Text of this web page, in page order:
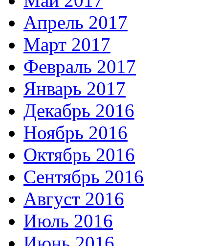
Апрель 2017
Март 2017
Февраль 2017
Январь 2017
Декабрь 2016
Ноябрь 2016
Октябрь 2016
Сентябрь 2016
Август 2016
Июль 2016